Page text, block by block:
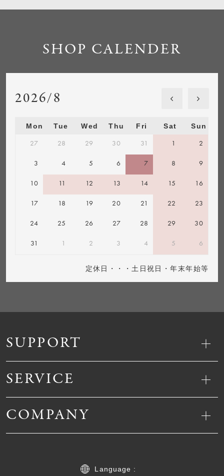
SUPPORT
SERVICE
COMPANY
Language :
SHOP CALENDER
2026/8
Mon Tue Wed Thu Fri Sat Sun
27 28 29 30 31 1 2
3 4 5 6 7 8 9
10 11 12 13 14 15 16
17 18 19 20 21 22 23
24 25 26 27 28 29 30
31 1 2 3 4 5 6
定休日・・・土日祝日・年末年始等